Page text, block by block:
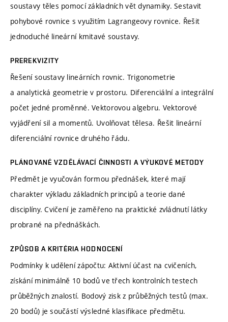
soustavy těles pomocí základních vět dynamiky. Sestavit
pohybové rovnice s využitím Lagrangeovy rovnice. Řešit
jednoduché lineární kmitavé soustavy.
PREREKVIZITY
Řešení soustavy lineárních rovnic. Trigonometrie
a analytická geometrie v prostoru. Diferenciální a integrální
počet jedné proměnné. Vektorovou algebru. Vektorové
vyjádření sil a momentů. Uvolňovat tělesa. Řešit lineární
diferenciální rovnice druhého řádu.
PLÁNOVANÉ VZDĚLÁVACÍ ČINNOSTI A VÝUKOVÉ METODY
Předmět je vyučován formou přednášek, které mají
charakter výkladu základních principů a teorie dané
disciplíny. Cvičení je zaměřeno na praktické zvládnutí látky
probrané na přednáškách.
ZPŮSOB A KRITÉRIA HODNOCENÍ
Podmínky k udělení zápočtu: Aktivní účast na cvičeních,
získání minimálně 10 bodů ve třech kontrolních testech
průběžných znalostí. Bodový zisk z průběžných testů (max.
20 bodů) je součástí výsledné klasifikace předmětu.